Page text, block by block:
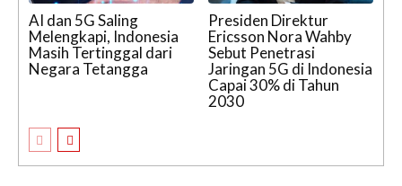
AI dan 5G Saling
Melengkapi, Indonesia
Masih Tertinggal dari
Negara Tetangga
Presiden Direktur
Ericsson Nora Wahby
Sebut Penetrasi
Jaringan 5G di Indonesia
Capai 30% di Tahun
2030